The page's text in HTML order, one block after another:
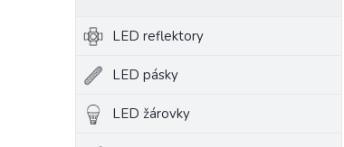
LED reflektory
LED pásky
LED žárovky